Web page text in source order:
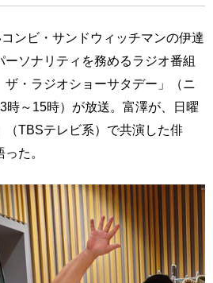
ンビ・サンドウィッチマンの伊達
ソナリティを務めるラジオ番組
・ラジオショーサタデー」（ニ
時～15時）が放送。富澤が、日曜
（TBSテレビ系）で共演した俳
た。